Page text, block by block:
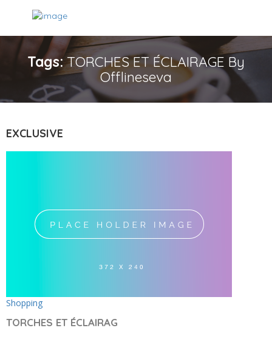
Tags:TORCHES ET ÉCLAIRAGE By
Offlineseva
EXCLUSIVE
Shopping
TORCHES ET ÉCLAIRAG